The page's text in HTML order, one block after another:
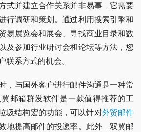
式并建立合作关系并非易事，它需要
行调研和策划。通过利用搜索引擎和
易展览会和展会、寻找商业目录和数
及参加行业研讨会和论坛等方法，您
联系方式的机会。
，与国外客户进行邮件沟通是一种常
邮箱群发软件是一款值得推荐的工
圾结构宏的功能，可以针对外贸邮件
地提高邮件的投递率。此外，双翼邮